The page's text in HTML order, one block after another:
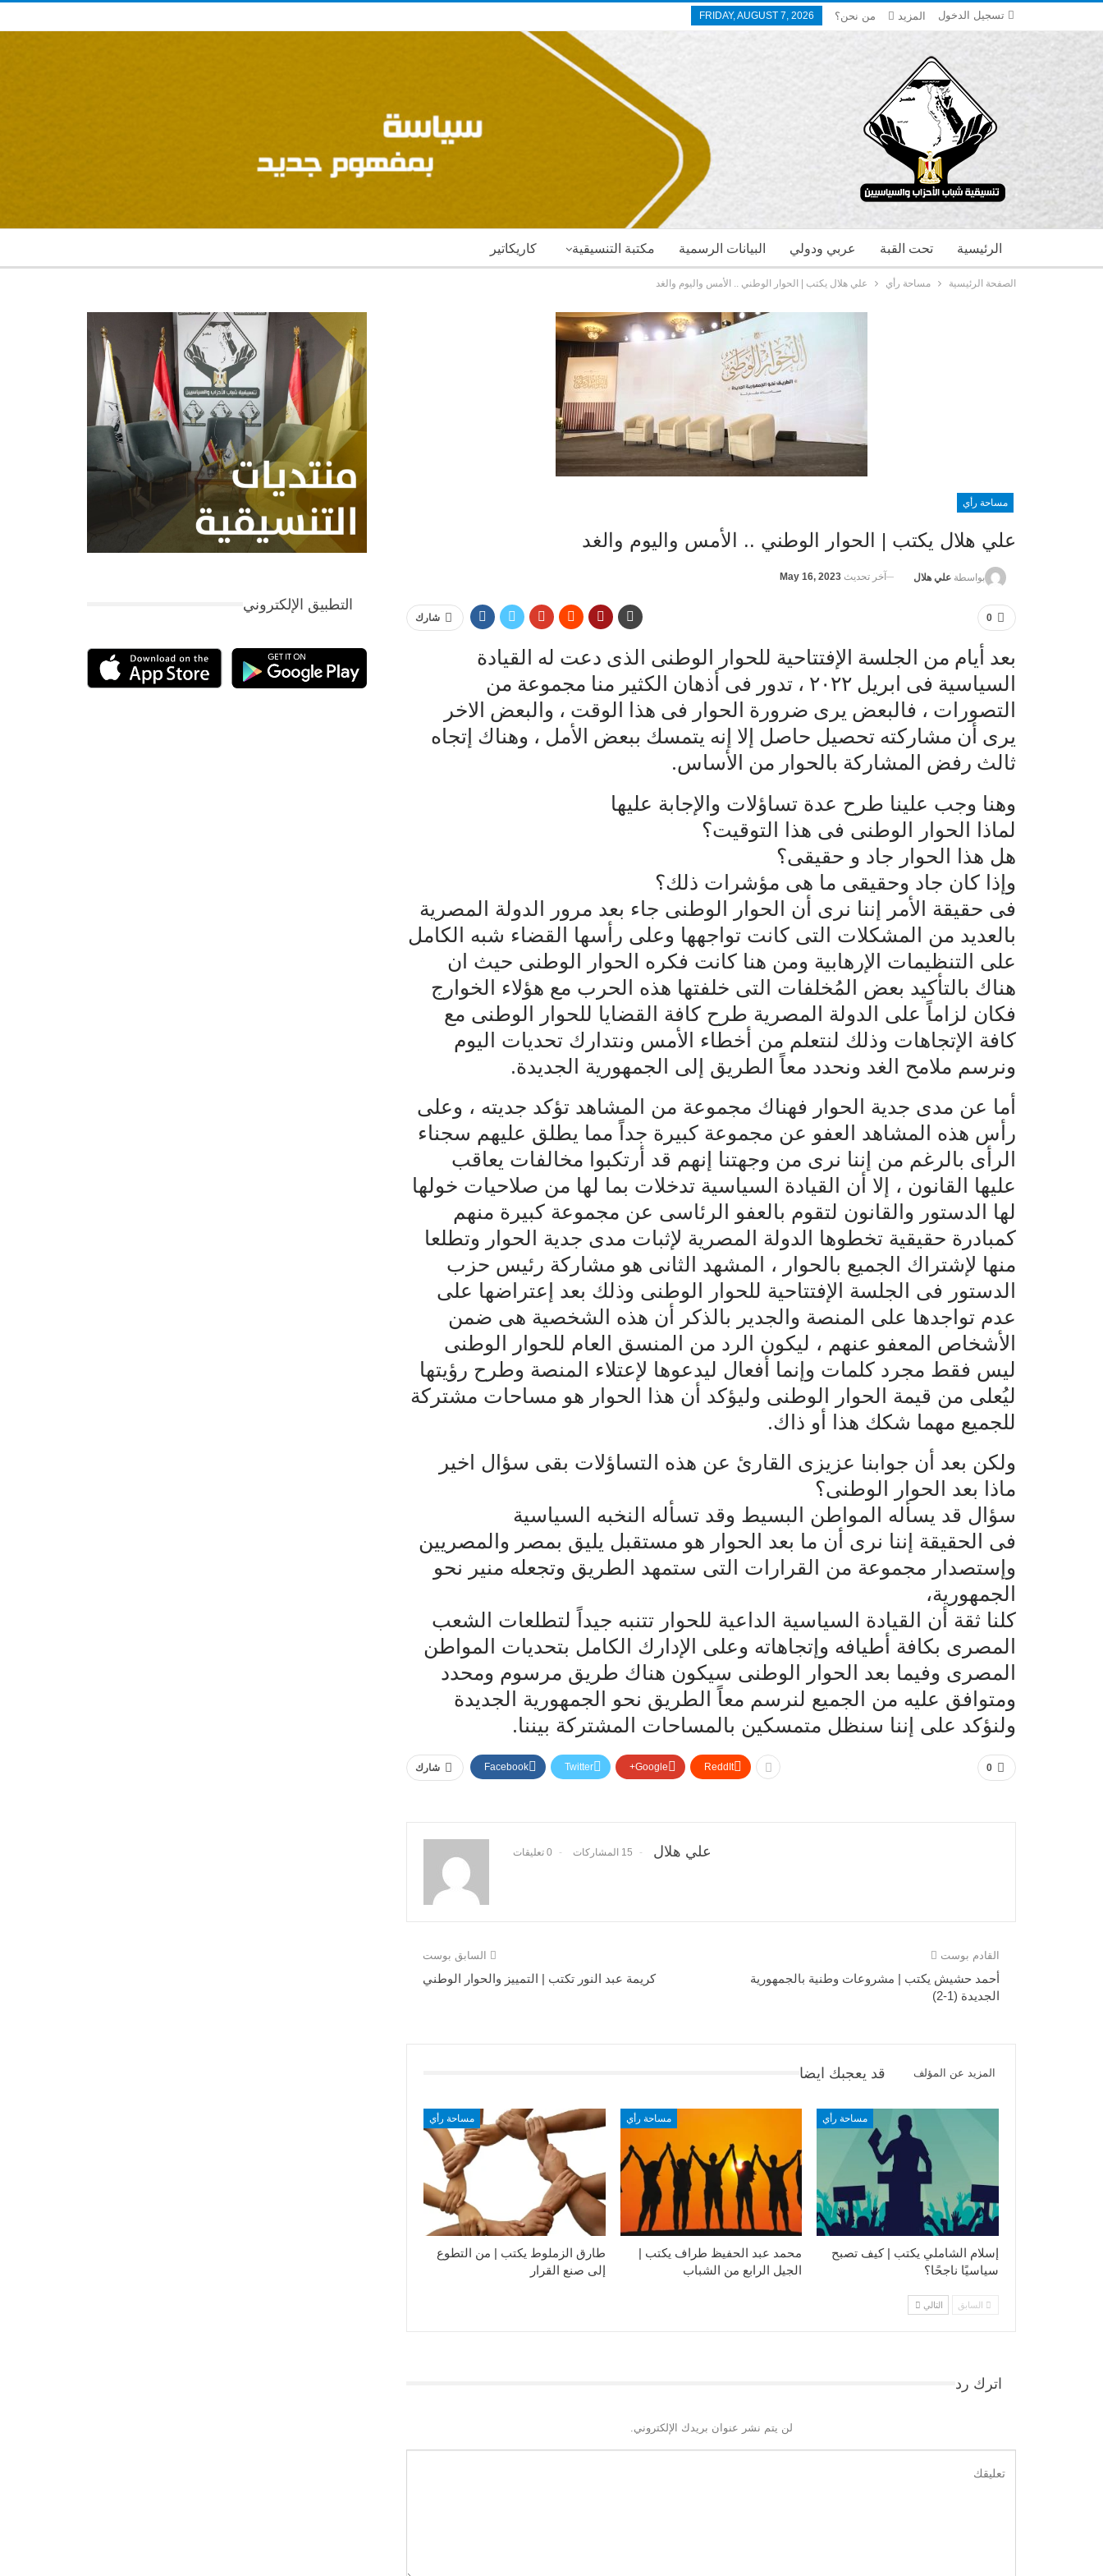
تسجيل الدخول FRIDAY, AUGUST 7, 2026 من نحن؟ المزيد
كاريكاتير مكتبة التنسيقية البيانات الرسمية عربي ودولي تحت القبة الرئيسية
الصفحة الرئيسية مساحة رأي علي هلال يكتب | الحوار الوطني .. الأمس واليوم والغد
مساحة رأي
علي هلال يكتب | الحوار الوطني .. الأمس واليوم والغد
بواسطة علي هلال آخر تحديث May 16, 2023
0 شارك
بعد أيام من الجلسة الإفتتاحية للحوار الوطنى الذى دعت له القيادة
السياسية فى ابريل ٢٠٢٢ ، تدور فى أذهان الكثير منا مجموعة من
التصورات ، فالبعض يرى ضرورة الحوار فى هذا الوقت ، والبعض الاخر
يرى أن مشاركته تحصيل حاصل إلا إنه يتمسك ببعض الأمل ، وهناك إتجاه
ثالث رفض المشاركة بالحوار من الأساس.
وهنا وجب علينا طرح عدة تساؤلات والإجابة عليها
لماذا الحوار الوطنى فى هذا التوقيت؟
هل هذا الحوار جاد و حقيقى؟
وإذا كان جاد وحقيقى ما هى مؤشرات ذلك؟
فى حقيقة الأمر إننا نرى أن الحوار الوطنى جاء بعد مرور الدولة المصرية
بالعديد من المشكلات التى كانت تواجهها وعلى رأسها القضاء شبه الكامل
على التنظيمات الإرهابية ومن هنا كانت فكره الحوار الوطنى حيث ان
هناك بالتأكيد بعض المُخلفات التى خلفتها هذه الحرب مع هؤلاء الخوارج
فكان لزاماً على الدولة المصرية طرح كافة القضايا للحوار الوطنى مع
كافة الإتجاهات وذلك لنتعلم من أخطاء الأمس ونتدارك تحديات اليوم
ونرسم ملامح الغد ونحدد معاً الطريق إلى الجمهورية الجديدة.
أما عن مدى جدية الحوار فهناك مجموعة من المشاهد تؤكد جديته ، وعلى
رأس هذه المشاهد العفو عن مجموعة كبيرة جداً مما يطلق عليهم سجناء
الرأى بالرغم من إننا نرى من وجهتنا إنهم قد أرتكبوا مخالفات يعاقب
عليها القانون ، إلا أن القيادة السياسية تدخلات بما لها من صلاحيات خولها
لها الدستور والقانون لتقوم بالعفو الرئاسى عن مجموعة كبيرة منهم
كمبادرة حقيقية تخطوها الدولة المصرية لإثبات مدى جدية الحوار وتطلعا
منها لإشتراك الجميع بالحوار ، المشهد الثانى هو مشاركة رئيس حزب
الدستور فى الجلسة الإفتتاحية للحوار الوطنى وذلك بعد إعتراضها على
عدم تواجدها على المنصة والجدير بالذكر أن هذه الشخصية هى ضمن
الأشخاص المعفو عنهم ، ليكون الرد من المنسق العام للحوار الوطنى
ليس فقط مجرد كلمات وإنما أفعال ليدعوها لإعتلاء المنصة وطرح رؤيتها
ليُعلى من قيمة الحوار الوطنى وليؤكد أن هذا الحوار هو مساحات مشتركة
للجميع مهما شكك هذا أو ذاك.
ولكن بعد أن جوابنا عزيزى القارئ عن هذه التساؤلات بقى سؤال اخير
ماذا بعد الحوار الوطنى؟
سؤال قد يسأله المواطن البسيط وقد تسأله النخبه السياسية
فى الحقيقة إننا نرى أن ما بعد الحوار هو مستقبل يليق بمصر والمصريين
وإستصدار مجموعة من القرارات التى ستمهد الطريق وتجعله منير نحو
الجمهورية،
كلنا ثقة أن القيادة السياسية الداعية للحوار تتنبه جيداً لتطلعات الشعب
المصرى بكافة أطيافه وإتجاهاته وعلى الإدارك الكامل بتحديات المواطن
المصرى وفيما بعد الحوار الوطنى سيكون هناك طريق مرسوم ومحدد
ومتوافق عليه من الجميع لنرسم معاً الطريق نحو الجمهورية الجديدة
ولنؤكد على إننا سنظل متمسكين بالمساحات المشتركة بيننا.
0 شارك Facebook Twitter Google+ ReddIt
علي هلال 15 المشاركات 0 تعليقات
السابق بوست
كريمة عبد النور تكتب | التمييز والحوار الوطني
القادم بوست
أحمد حشيش يكتب | مشروعات وطنية بالجمهورية
الجديدة (1-2)
قد يعجبك ايضا المزيد عن المؤلف
مساحة رأي
طارق الزملوط يكتب | من التطوع
إلى صنع القرار
مساحة رأي
محمد عبد الحفيظ طراف يكتب |
الجيل الرابع من الشباب
مساحة رأي
إسلام الشاملي يكتب | كيف تصبح
سياسيًا ناجحًا؟
السابق التالي
اترك رد
لن يتم نشر عنوان بريدك الإلكتروني.
التطبيق الإلكتروني